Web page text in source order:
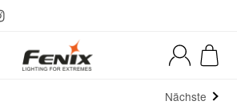
Nächste